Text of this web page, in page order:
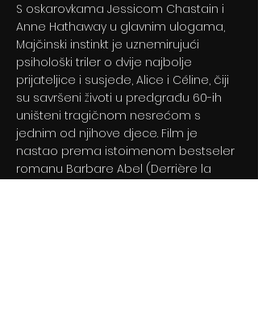
S oskarovkama Jessicom Chastain i
Anne Hathaway u glavnim ulogama,
Majčinski instinkt je uznemirujući
psihološki triler o dvije najbolje
prijateljice i susjede, Alice i Céline, čiji
su savršeni životi u predgrađu 60-ih
uništeni tragičnom nesrećom s
jednim od njihove djece. Film je
nastao prema istoimenom bestseler
romanu Barbare Abel (Derrière la